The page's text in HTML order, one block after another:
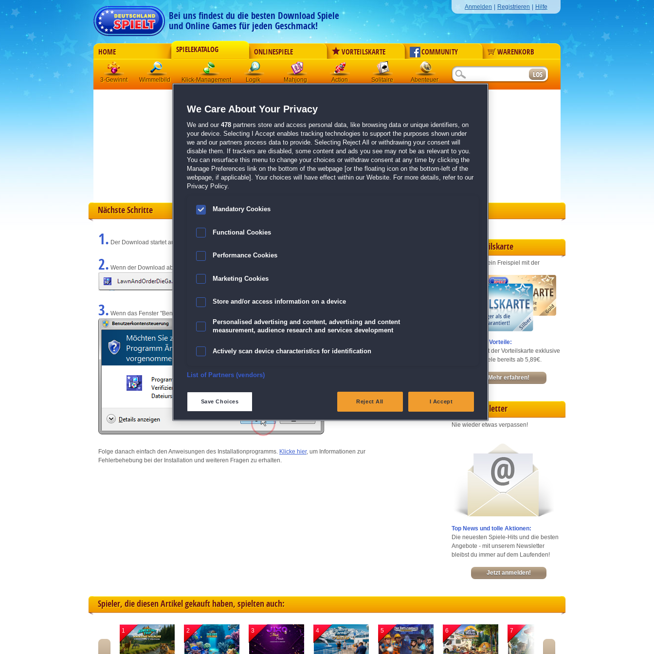
Bei uns findest du die besten Download Spiele
und Online Games für jeden Geschmack!
Anmelden Registrieren Hilfe
HOME SPIELEKATALOG ONLINESPIELE VORTEILSKARTE COMMUNITY WARENKORB
3-Gewinnt Wimmelbild Klick-Management Logik Mahjong Action Solitaire Abenteuer
Der Download wird automatisch gestartet für:
Paranormal Stories
Größe 299.2 MB
Einen Moment bitte, dein Spiel wird in5 Sekundenbereitgestellt...
Falls der Download nicht automatisch startet,klicke bitte hier.
Zurück zur Gamepage
Nächste Schritte
1. Der Download startet automatisch und wird am unteren Rand des Browserfensters angezeigt.
2. Wenn der Download abgeschlossen ist, klicke einfach auf die Datei.
3. Wenn das Fenster "Benutzerkontensteuerung" angezeigt wird, klicke auf "Ja" (Bei Windows Vista "Fortsetzen").
Folge danach einfach den Anweisungen des Installationprogramms. Klicke hier, um Informationen zur
Fehlerbehebung bei der Installation und weiteren Fragen zu erhalten.
Vorteilskarte
Jeden Monat ein Freispiel mit der
Entdecke die Vorteile:
Sichere dir mit der Vorteilskarte exklusive
Rabatte – Spiele bereits ab 5,89€.
Mehr erfahren!
Newsletter
Nie wieder etwas verpassen!
Top News und tolle Aktionen:
Die neuesten Spiele-Hits und die besten
Angebote - mit unserem Newsletter
bleibst du immer auf dem Laufenden!
Jetzt anmelden!
Spieler, die diesen Artikel gekauft haben, spielten auch:
1 2 3 4 5 6 7
We Care About Your Privacy
We and our 478 partners store and access personal data, like browsing data or unique identifiers, on
your device. Selecting I Accept enables tracking technologies to support the purposes shown under
we and our partners process data to provide. Selecting Reject All or withdrawing your consent will
disable them. If trackers are disabled, some content and ads you see may not be as relevant to you.
You can resurface this menu to change your choices or withdraw consent at any time by clicking the
Manage Preferences link on the bottom of the webpage [or the floating icon on the bottom-left of the
webpage, if applicable]. Your choices will have effect within our Website. For more details, refer to our
Privacy Policy.
Mandatory Cookies
Functional Cookies
Performance Cookies
Marketing Cookies
Store and/or access information on a device
Personalised advertising and content, advertising and content
measurement, audience research and services development
Actively scan device characteristics for identification
Ensure security, prevent and detect fraud, and fix errors
Match and combine data from other data sources
List of Partners (vendors)
Save Choices Reject All I Accept